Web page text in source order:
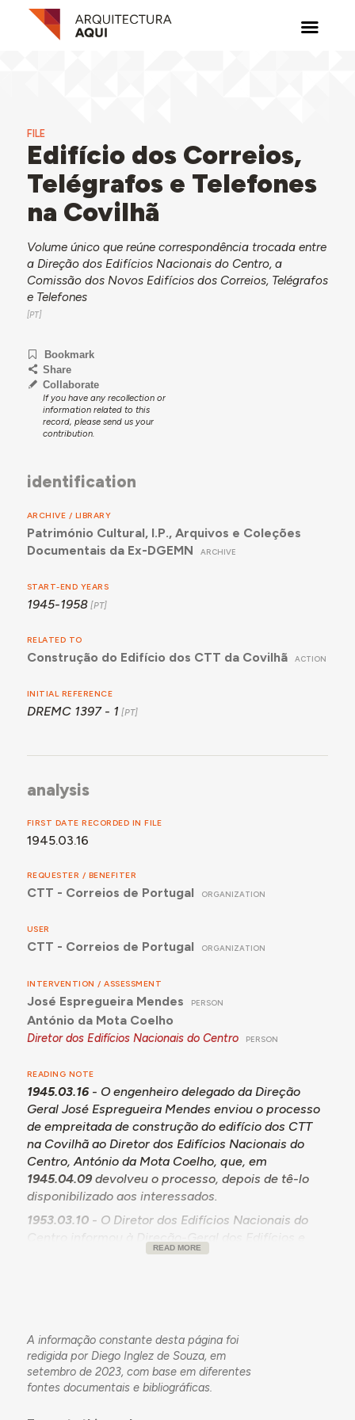
FILE
Edifício dos Correios,
Telégrafos e Telefones
na Covilhã
Volume único que reúne correspondência trocada entre
a Direção dos Edifícios Nacionais do Centro, a
Comissão dos Novos Edifícios dos Correios, Telégrafos
e Telefones
Bookmark
Share
Collaborate
If you have any recollection or
information related to this
record, please send us your
contribution.
identification
ARCHIVE / LIBRARY
Património Cultural, I.P., Arquivos e Coleções
Documentais da Ex-DGEMN
ARCHIVE
START-END YEARS
1945-1958
RELATED TO
Construção do Edifício dos CTT da Covilhã ACTION
INITIAL REFERENCE
DREMC 1397 - 1
analysis
FIRST DATE RECORDED IN FILE
1945.03.16
REQUESTER / BENEFITER
CTT - Correios de Portugal ORGANIZATION
USER
CTT - Correios de Portugal ORGANIZATION
INTERVENTION / ASSESSMENT
José Espregueira Mendes PERSON
António da Mota Coelho
Diretor dos Edifícios Nacionais do Centro PERSON
READING NOTE
1945.03.16- O engenheiro delegado da Direção
Geral José Espregueira Mendes enviou o processo
de empreitada de construção do edifício dos CTT
na Covilhã ao Diretor dos Edifícios Nacionais do
Centro, António da Mota Coelho, que, em
1945.04.09devolveu o processo, depois de tê-lo
disponibilizado aos interessados.
1953.03.10- O Diretor dos Edifícios Nacionais do
Monumentos Nacionais que o único técnico
instalação do aquecimento do edifício dos CTT na
Covilhã.
1953.03.10- O Diretor dos Edifícios Nacionais do
READ MORE
A informação constante desta página foi
redigida por Diego Inglez de Souza, em
setembro de 2023, com base em diferentes
fontes documentais e bibliográficas.